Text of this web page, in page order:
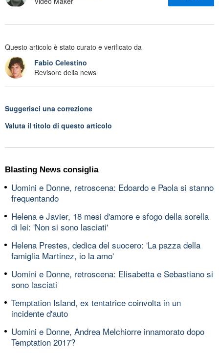
Questo articolo è stato curato e verificato da
Fabio Celestino
Revisore della news
Suggerisci una correzione
Valuta il titolo di questo articolo
Blasting News consiglia
Uomini e Donne, retroscena: Edoardo e Paola si stanno
frequentando
Helena e Javier, 18 mesi d'amore e sfogo della sorella
di lei: 'Non si sono lasciati'
Helena Prestes, dedica del suocero: 'La pazza della
famiglia Martinez, io la amo'
Uomini e Donne, retroscena: Elisabetta e Sebastiano si
sono lasciati
Temptation Island, ex tentatrice coinvolta in un
incidente d'auto
Uomini e Donne, Andrea Melchiorre innamorato dopo
Temptation 2017?